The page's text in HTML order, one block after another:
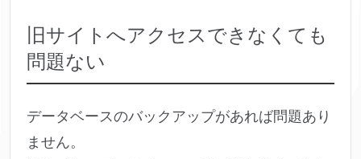
旧サイトへアクセスできなくても
問題ない
データベースのバックアップがあれば問題あり
ません。